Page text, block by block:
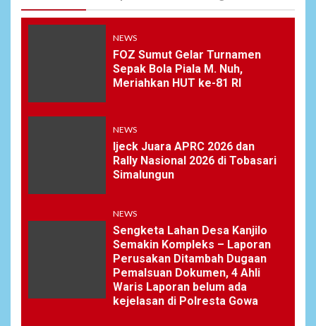
NEWS
FOZ Sumut Gelar Turnamen
Sepak Bola Piala M. Nuh,
Meriahkan HUT ke-81 RI
NEWS
Ijeck Juara APRC 2026 dan
Rally Nasional 2026 di Tobasari
Simalungun
NEWS
Sengketa Lahan Desa Kanjilo
Semakin Kompleks – Laporan
Perusakan Ditambah Dugaan
Pemalsuan Dokumen, 4 Ahli
Waris Laporan belum ada
kejelasan di Polresta Gowa